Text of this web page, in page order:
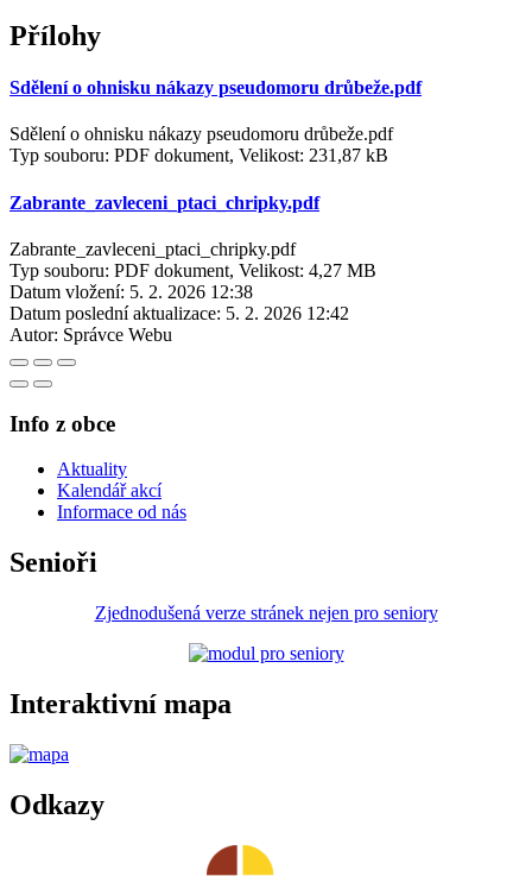
Přílohy
Sdělení o ohnisku nákazy pseudomoru drůbeže.pdf
Sdělení o ohnisku nákazy pseudomoru drůbeže.pdf
Typ souboru: PDF dokument, Velikost: 231,87 kB
Zabrante_zavleceni_ptaci_chripky.pdf
Zabrante_zavleceni_ptaci_chripky.pdf
Typ souboru: PDF dokument, Velikost: 4,27 MB
Datum vložení: 5. 2. 2026 12:38
Datum poslední aktualizace: 5. 2. 2026 12:42
Autor: Správce Webu
Info z obce
Aktuality
Kalendář akcí
Informace od nás
Senioři
Zjednodušená verze stránek nejen pro seniory
Interaktivní mapa
Odkazy